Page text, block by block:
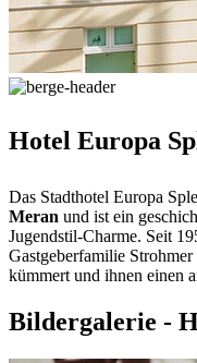
Hotel Europa
Das Stadthotel Europa
Meran und ist ein
Jugendstil-Charme. Seit
Gastgeberfamilie
kümmert und ihnen einen
Bildergalerie -